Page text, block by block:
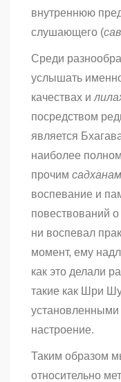
внутреннюю
слушающего (
Среди
услышать
качествах и
посредством
является
наиболее
прочим садханам
воспевание и
повествований
ни воспевал
момент, ему
как это делали
такие как Шри
настроение.
Таким образом
относительно